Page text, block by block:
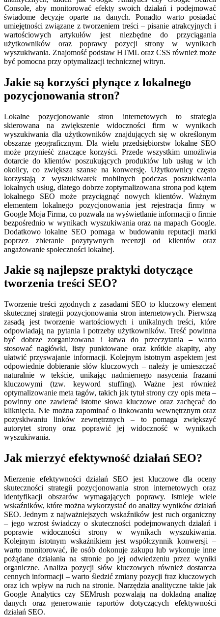
Console, aby monitorować efekty swoich działań i podejmować
świadome decyzje oparte na danych. Ponadto warto posiadać
umiejętności związane z tworzeniem treści – pisanie atrakcyjnych i
wartościowych artykułów jest niezbędne do przyciągania
użytkowników oraz poprawy pozycji strony w wynikach
wyszukiwania. Znajomość podstaw HTML oraz CSS również może
być pomocna przy optymalizacji technicznej witryn.
Jakie są korzyści płynące z lokalnego
pozycjonowania stron?
Lokalne pozycjonowanie stron internetowych to strategia
skierowana na zwiększenie widoczności firm w wynikach
wyszukiwania dla użytkowników znajdujących się w określonym
obszarze geograficznym. Dla wielu przedsiębiorstw lokalne SEO
może przynieść znaczące korzyści. Przede wszystkim umożliwia
dotarcie do klientów poszukujących produktów lub usług w ich
okolicy, co zwiększa szanse na konwersję. Użytkownicy często
korzystają z wyszukiwarek mobilnych podczas poszukiwania
lokalnych usług, dlatego dobrze zoptymalizowana strona pod kątem
lokalnego SEO może przyciągnąć nowych klientów. Ważnym
elementem lokalnego pozycjonowania jest rejestracja firmy w
Google Moja Firma, co pozwala na wyświetlanie informacji o firmie
bezpośrednio w wynikach wyszukiwania oraz na mapach Google.
Dodatkowo lokalne SEO pomaga w budowaniu reputacji marki
poprzez zbieranie pozytywnych recenzji od klientów oraz
angażowanie społeczności lokalnej.
Jakie są najlepsze praktyki dotyczące
tworzenia treści SEO?
Tworzenie treści zgodnych z zasadami SEO to kluczowy element
skutecznej strategii pozycjonowania stron internetowych. Pierwszą
zasadą jest tworzenie wartościowych i unikalnych treści, które
odpowiadają na pytania i potrzeby użytkowników. Treść powinna
być dobrze zorganizowana i łatwa do przeczytania – warto
stosować nagłówki, listy punktowane oraz krótkie akapity, aby
ułatwić przyswajanie informacji. Kolejnym istotnym aspektem jest
odpowiednie dobieranie słów kluczowych – należy je umieszczać
naturalnie w tekście, unikając nadmiernego nasycenia frazami
kluczowymi (tzw. keyword stuffing). Ważne jest również
optymalizowanie meta tagów, takich jak tytuł strony czy opis meta –
powinny one zawierać istotne słowa kluczowe oraz zachęcać do
kliknięcia. Nie można zapominać o linkowaniu wewnętrznym oraz
pozyskiwaniu linków zewnętrznych – to pomaga zwiększyć
autorytet strony oraz poprawić jej widoczność w wynikach
wyszukiwania.
Jak mierzyć efektywność działań SEO?
Mierzenie efektywności działań SEO jest kluczowe dla oceny
skuteczności strategii pozycjonowania stron internetowych oraz
identyfikacji obszarów wymagających poprawy. Istnieje wiele
wskaźników, które można wykorzystać do analizy wyników działań
SEO. Jednym z najważniejszych wskaźników jest ruch organiczny
– jego wzrost świadczy o skuteczności podejmowanych działań i
poprawie widoczności strony w wynikach wyszukiwania.
Kolejnym istotnym wskaźnikiem jest współczynnik konwersji –
warto monitorować, ile osób dokonuje zakupu lub wykonuje inne
pożądane działania na stronie po jej odwiedzeniu przez wyniki
organiczne. Analiza pozycji słów kluczowych również dostarcza
cennych informacji – warto śledzić zmiany pozycji fraz kluczowych
oraz ich wpływ na ruch na stronie. Narzędzia analityczne takie jak
Google Analytics czy SEMrush pozwalają na dokładną analizę
danych oraz generowanie raportów dotyczących efektywności
działań SEO.